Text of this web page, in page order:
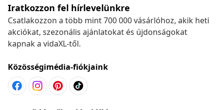
Iratkozzon fel hírlevelünkre
Csatlakozzon a több mint 700 000 vásárlóhoz, akik heti
akciókat, szezonális ajánlatokat és újdonságokat
kapnak a vidaXL-től.
Közösségimédia-fiókjaink